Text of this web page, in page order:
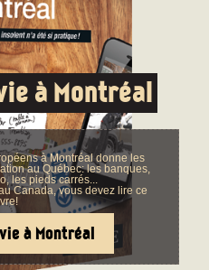
à Montréal
à Montréal donne les
au Québec: les banques,
les pieds carrés...
Canada, vous devez lire ce
à Montréal